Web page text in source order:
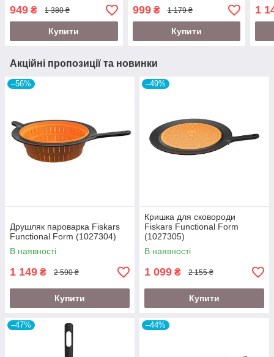
949 ₴ 1 380 ₴
Купити
999₴ 1 179 ₴
Купити
1
Акційні пропозиції та новинки
–56%
Друшляк пароварка Fiskars
Functional Form (1027304)
В наявності
1 149 ₴ 2 590 ₴
Купити
–49%
Кришка для сковороди
Fiskars Functional Form
(1027305)
В наявності
1 099 ₴ 2 155 ₴
Купити
–47% –44%